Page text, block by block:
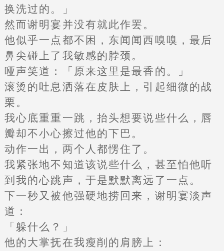
换洗过的。」
然而谢明宴并没有就此作罢。
他似乎一点都不困，东闻闻西嗅嗅，最后
鼻尖碰上了我敏感的脖颈。
哑声笑道：「原来这里是最香的。」
滚烫的吐息洒落在皮肤上，引起细微的战
栗。
我心底重重一跳，抬头想要说些什么，唇
瓣却不小心擦过他的下巴。
动作一出，两个人都愣住了。
我紧张地不知道该说些什么，甚至怕他听
到我的心跳声，于是默默离远了一点。
下一秒又被他强硬地捞回来，谢明宴淡声
道：
「躲什么？」
他的大掌抚在我瘦削的肩膀上：